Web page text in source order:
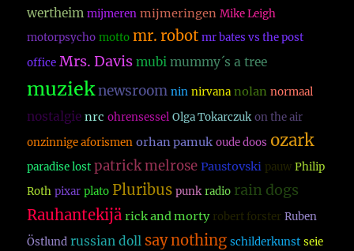
wertheim mijmeren mijmeringen Mike Leigh
motorpsycho motto mr. robot mr bates vs the post
office Mrs. Davis mubi mummy´s a tree
muzieknewsroom nin nirvana nolan normaal
nostalgie nrc ohrensessel Olga Tokarczuk on the air
onzinnige aforismen orhan pamuk oude doos ozark
paradise lost patrick melrose Paustovski pauw Philip
Roth pixar plato Pluribus punk radio rain dogs
Rauhantekijä rick and morty robert forster Ruben
Östlund russian doll say nothing schilderkunst seie